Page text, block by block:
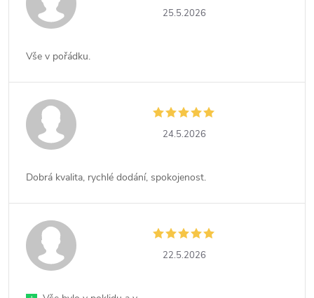
25.5.2026
Vše v pořádku.
24.5.2026
Dobrá kvalita, rychlé dodání, spokojenost.
22.5.2026